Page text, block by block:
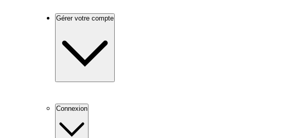
Gérer votre compte
Connexion